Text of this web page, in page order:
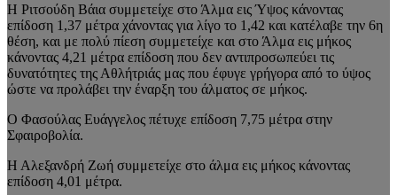
Η Ριτσούδη Βάια συμμετείχε στο Άλμα εις Ύψος κάνοντας
επίδοση 1,37 μέτρα χάνοντας για λίγο το 1,42 και κατέλαβε την 6η
θέση, και με πολύ πίεση συμμετείχε και στο Άλμα εις μήκος
κάνοντας 4,21 μέτρα επίδοση που δεν αντιπροσωπεύει τις
δυνατότητες της Αθλήτριάς μας που έφυγε γρήγορα από το ύψος
ώστε να προλάβει την έναρξη του άλματος σε μήκος.
Ο Φασούλας Ευάγγελος πέτυχε επίδοση 7,75 μέτρα στην
Σφαιροβολία.
Η Αλεξανδρή Ζωή συμμετείχε στο άλμα εις μήκος κάνοντας
επίδοση 4,01 μέτρα.